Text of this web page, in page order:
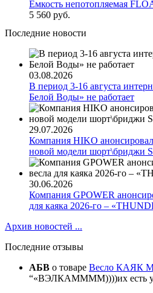
Ёмкость непотопляемая
5 560 руб.
Последние новости
03.08.2026
В период 3-16 августа
Белой Воды» не работает
29.07.2026
Компания HIKO
новой модели шорт\бриджи
30.06.2026
Компания GPOWER
для каяка 2026-го –
Архив новостей ...
Последние отзывы
АБВ о товаре Весло КАЯК
«ВЭЛКАММММ))))их есть у